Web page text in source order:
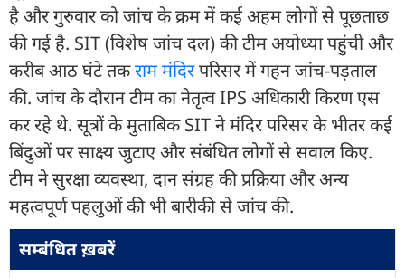
है और गुरुवार को जांच के क्रम में कई अहम लोगों से पूछताछ
की गई है. SIT (विशेष जांच दल) की टीम अयोध्या पहुंची और
करीब आठ घंटे तकराम मंदिरपरिसर में गहन जांच-पड़ताल
की. जांच के दौरान टीम का नेतृत्व IPS अधिकारी किरण एस
कर रहे थे. सूत्रों के मुताबिक SIT ने मंदिर परिसर के भीतर कई
बिंदुओं पर साक्ष्य जुटाए और संबंधित लोगों से सवाल किए.
टीम ने सुरक्षा व्यवस्था, दान संग्रह की प्रक्रिया और अन्य
महत्वपूर्ण पहलुओं की भी बारीकी से जांच की.
सम्बंधित ख़बरें